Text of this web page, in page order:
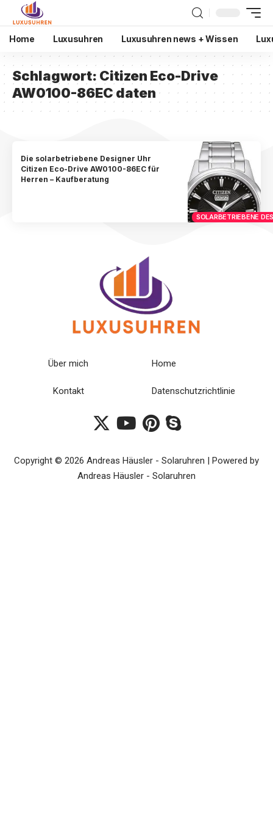
Home Luxusuhren Luxusuhren news + Wissen
Schlagwort: Citizen Eco-Drive
AW0100-86EC daten
SOLARBETRIEBENE
Die solarbetriebene Designer Uhr
Citizen Eco-Drive AW0100-86EC für
Herren – Kaufberatung
Über mich
Kontakt
Home
Datenschutzrichtlinie
Copyright © 2026 Andreas Häusler - Solaruhren | Powered by
Andreas Häusler - Solaruhren